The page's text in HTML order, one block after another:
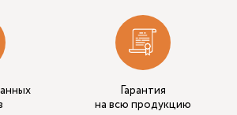
Гарантия
на всю продукцию